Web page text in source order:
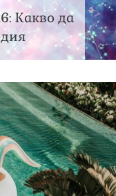
Какво да